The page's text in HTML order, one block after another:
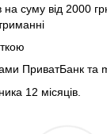
на суму від 2000
ПриватБанк та
12 місяців.